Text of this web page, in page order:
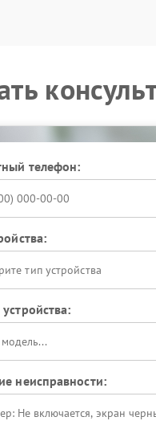
телефон:
тип устройства
неисправности: